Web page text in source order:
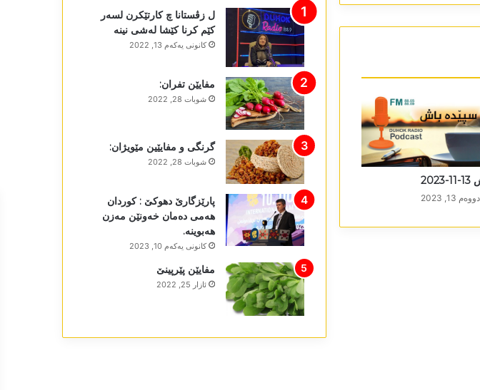
13, 2023
ل زڤستانا چ کارتێکرن لسەر
کێم کرنا کێشا لەشی نینە
كانونی یه‌كه‌م 13, 2022
مفایێن تفران:
شوبات 28, 2022
گرنگی و مفایێین مێویژان:
شوبات 28, 2022
پارێزگارێ دھوکێ : کوردان
ھەمی دەمان خەونێن مەزن
ھەبوینە.
كانونی یه‌كه‌م 10, 2023
مفایێن پێرپینێ
ئازار 25, 2022